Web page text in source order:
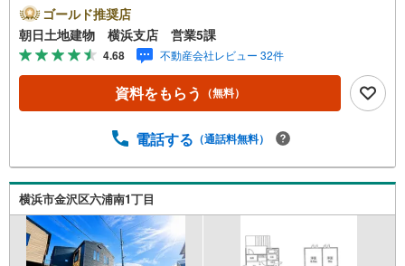
キッズコーナーやおむつ替えができる授乳室も完備お子様
連れでも安心です。提携駐車場もございます■■■ご来場の
際は、事前にご予約をお願いします■■■「室内・現地を見
学する」ボタンよりご予約頂くとスムーズ！■現地ご案内■
お客様の貴重なお時間の中でご希望の情報をご案内しま
す。おおよその所要時間や内容は下記をご参考ください〇
～）〇現地/物件見学（30分～）〇周辺環境のご紹介（30分
止めて私達は様々なご要望にお応え致します！【コロナウ
イルス予防対策実施中】〇ご入店時の検温とアルコール除
菌を設置しております〇接客ブースでは、お席の間隔を通
常より広くお取りします〇全営業車に乗降車時の消毒、除
菌シート等を常備しております〇物件見学用に使い捨てス
ゴールド推奨店
朝日土地建物 横浜支店 営業5課
4.68 不動産会社レビュー 32件
資料をもらう （無料）
電話する （通話料無料）
横浜市金沢区六浦南1丁目